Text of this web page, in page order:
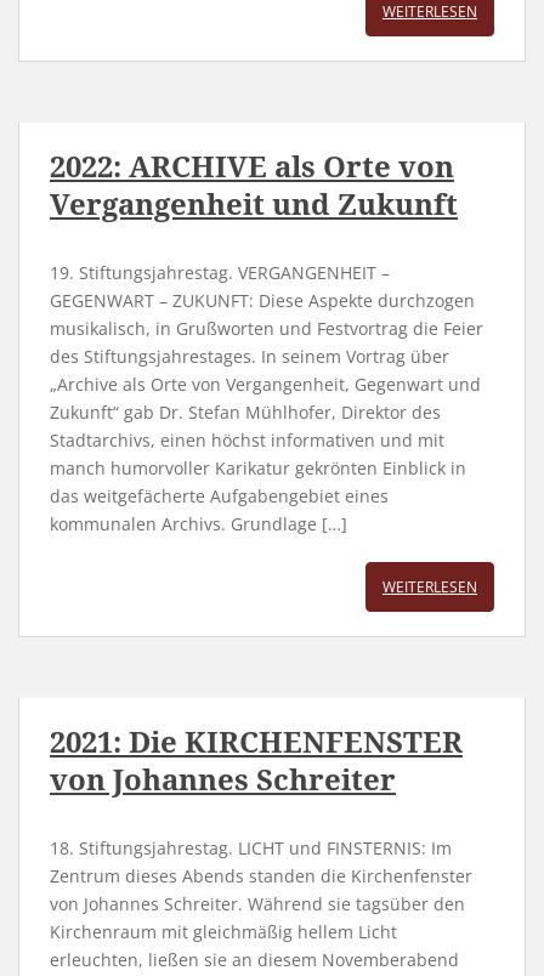
WEITERLESEN
2022: ARCHIVE als Orte von
Vergangenheit und Zukunft
19. Stiftungsjahrestag. VERGANGENHEIT –
GEGENWART – ZUKUNFT: Diese Aspekte durchzogen
musikalisch, in Grußworten und Festvortrag die Feier
des Stiftungsjahrestages. In seinem Vortrag über
„Archive als Orte von Vergangenheit, Gegenwart und
Zukunft“ gab Dr. Stefan Mühlhofer, Direktor des
Stadtarchivs, einen höchst informativen und mit
manch humorvoller Karikatur gekrönten Einblick in
das weitgefächerte Aufgabengebiet eines
kommunalen Archivs. Grundlage […]
WEITERLESEN
2021: Die KIRCHENFENSTER
von Johannes Schreiter
18. Stiftungsjahrestag. LICHT und FINSTERNIS: Im
Zentrum dieses Abends standen die Kirchenfenster
von Johannes Schreiter. Während sie tagsüber den
Kirchenraum mit gleichmäßig hellem Licht
erleuchten, ließen sie an diesem Novemberabend